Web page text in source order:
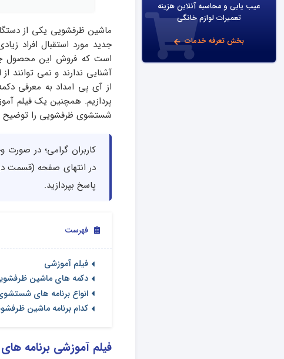
عیب یابی و محاسبه آنلاین هزینه
تعمیرات لوازم خانگی
بخش تعرفه خدمات
ماشین ظرفشویی یکی از
جدید مورد استقبال افراد
است که فروش این محصول چند
آشنایی ندارند و نمی توانند
از آی پی امداد به معرفی
پردازیم. همچنین یک فیلم
شستشوی ظرفشویی را توضیح
کاربران گرامی؛ در
در انتهای صفحه (قسمت
پاسخ بپردازید.
فهرست
فیلم آموزشی
دکمه های ماشین ظرفشویی
انواع برنامه های
کدام برنامه ماشین
فیلم آموزشی برنامه